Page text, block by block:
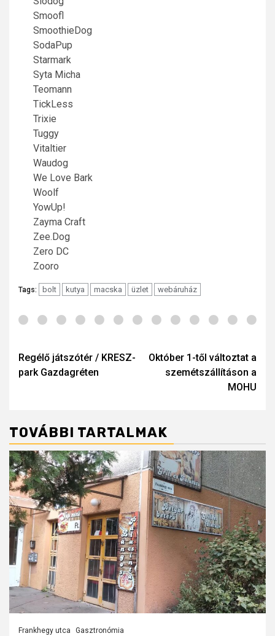
Smoofl
SmoothieDog
SodaPup
Starmark
Syta Micha
Teomann
TickLess
Trixie
Tuggy
Vitaltier
Waudog
We Love Bark
Woolf
YowUp!
Zayma Craft
Zee.Dog
Zero DC
Zooro
Tags: bolt kutya macska üzlet webáruház
navigation
Regélő játszótér / KRESZ-
park Gazdagréten
Október 1-től változtat a
szemétszállításon a
MOHU
TOVÁBBI TARTALMAK
Frankhegy utca Gasztronómia